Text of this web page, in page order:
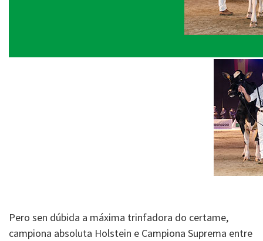
Pero sen dúbida a máxima trinfadora do certame,
campiona absoluta Holstein e Campiona Suprema entre